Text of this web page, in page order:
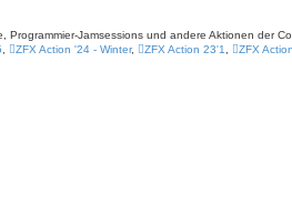
Programmier-Jamsessions und andere Aktionen der
ZFX Action '24 - Winter, ZFX Action 23'1 ZFX